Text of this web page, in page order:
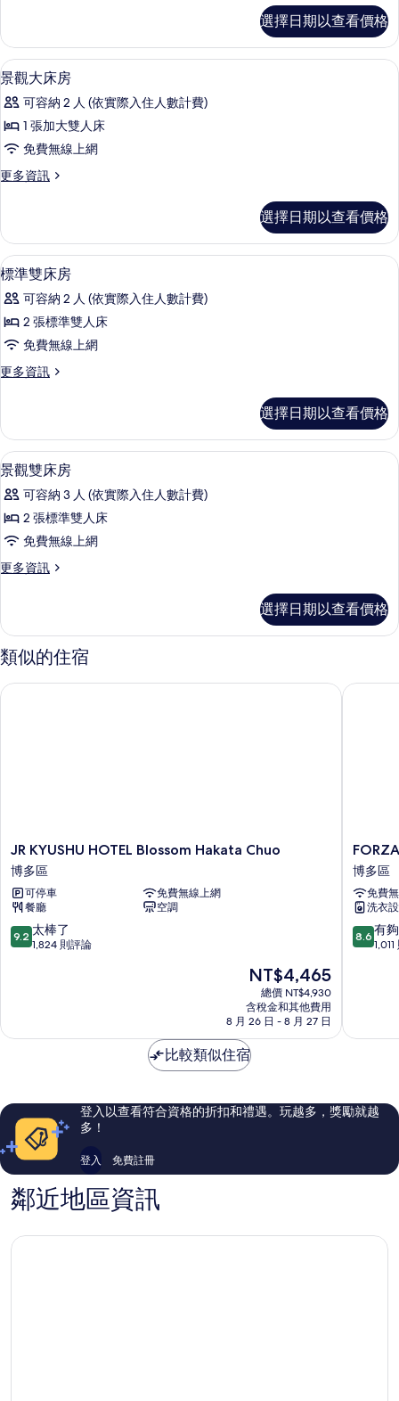
房
的
所
有
相
片
套
房,
非
煙
房
詳
情
選擇日期以查看價格
顯
示
景
觀
床
的
所
有
相
片
羽絨被、書桌、筆電工作空間、遮光
6
景觀大床房
可容納 2 人 (依實際入住人數計費)
1 張加大雙人床
免費無線上網
更多資訊
更
大
床
房
詳
情
選擇日期以查看價格
顯
示
標
準
床
的
所
有
相
片
羽絨被、書桌、筆電工作空間、遮光
6
標準雙床房
可容納 2 人 (依實際入住人數計費)
2 張標準雙人床
免費無線上網
更多資訊
更
雙
床
房
詳
情
選擇日期以查看價格
顯
示
景
觀
床
的
所
有
相
羽絨被、書桌、筆電工作空間、遮光
6
景觀雙床房
可容納 3 人 (依實際入住人數計費)
2 張標準雙人床
免費無線上網
更多資訊
更
雙
床
房
詳
選擇日期以查看價格
類似的住宿
JR
KYUSHU
HOTEL
Blossom
Hakata
Chuo
博
JR KYUSHU HOTEL Blossom Hakata Chuo
博多區
可停車
免費無線上網
餐廳
空調
9.2
分，
棒
評
論
9.2 太棒了
1,824 則評論
現
價
格
為
NT$4,465
NT$4,465
總價 NT$4,930
含稅金和其他費用
8 月 26 日 - 8 月 27 日
JR KYUSHU HOTEL Blossom Hakata Chuo
FORZA
福
爾
扎
博
多
站
店
博多區
免費
洗衣
8.6
分，
夠
評
論
8.6 有
FORZA
比較類似住宿
登入以查看符合資格的折扣和禮遇。玩越多，獎勵就越
多！
登入 免費註冊
鄰近地區資訊